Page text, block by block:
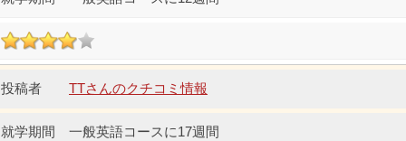
TTさんのクチコミ情報
一般英語コースに17週間